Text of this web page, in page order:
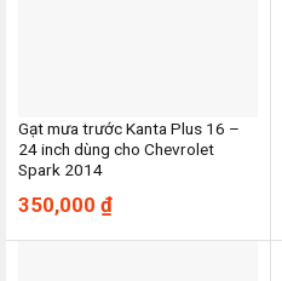
Gạt mưa trước Kanta Plus 16 –
24 inch dùng cho Chevrolet
Spark 2014
350,000 ₫